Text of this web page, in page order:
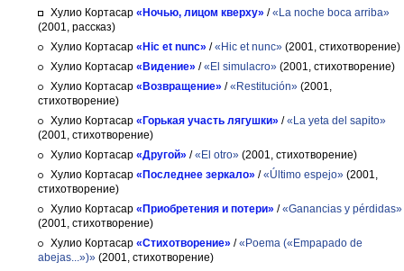
Хулио Кортасар «Ночью, лицом кверху» /«La noche boca arriba»
(2001, рассказ)
Хулио Кортасар «Hic et nunc» /«Hic et nunc» (2001, стихотворение)
Хулио Кортасар «Видение» /«El simulacro» (2001, стихотворение)
Хулио Кортасар «Возвращение» /«Restitución» (2001,
стихотворение)
Хулио Кортасар «Горькая участь лягушки» /«La yeta del sapito»
(2001, стихотворение)
Хулио Кортасар «Другой» /«El otro» (2001, стихотворение)
Хулио Кортасар «Последнее зеркало» /«Último espejo» (2001,
стихотворение)
Хулио Кортасар «Приобретения и потери» /«Ganancias y pérdidas»
(2001, стихотворение)
Хулио Кортасар «Стихотворение» /«Poema («Empapado de
abejas...»)» (2001, стихотворение)